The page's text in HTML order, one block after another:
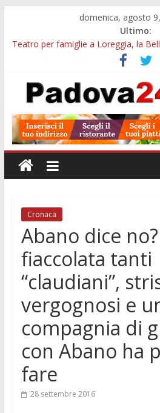
domenica, agosto
Ultimo:
Teatro per famiglie a Loreggia, la
Galleria Cavour, cento opere di
poesia e musica a Padova
Cinema Arena Romana, stasera la
Campo San Martino, il Museo della
durante la sagra
Notizie di Padova alle ore 10: Notte
e festa oggi a Teolo
Cronaca
Abano dice
fiaccolata tanti
“claudiani”,
vergognosi e
compagnia di
con Abano ha
fare
28 settembre 2016